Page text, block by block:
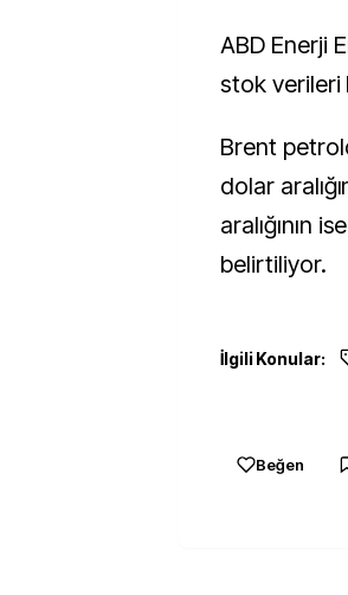
ABD Enerji
stok verileri
Brent
dolar
aralığının
belirtiliyor.
İlgili Konular:
Beğen